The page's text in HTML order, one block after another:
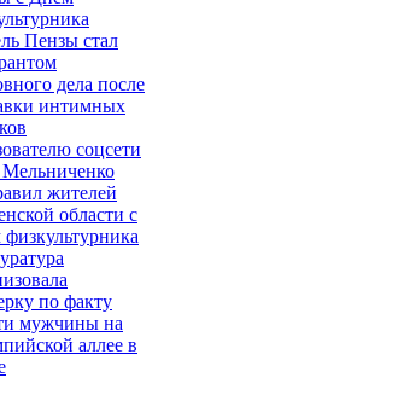
Пензы стал
дела после
интимных
соцсети
жителей
области с
по факту
мужчины на
аллее в